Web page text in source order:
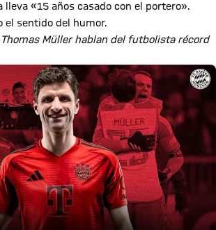
lleva «15 años casado con el portero».
el sentido del humor.
Müller hablan del futbolista récord